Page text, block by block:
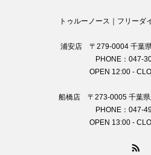
トゥルーノース｜フリーダ
浦安店 〒279-0004 千葉
PHONE：047-
OPEN 12:00 -
船橋店 〒273-0005 千葉県
PHONE：047-
OPEN 13:00 -